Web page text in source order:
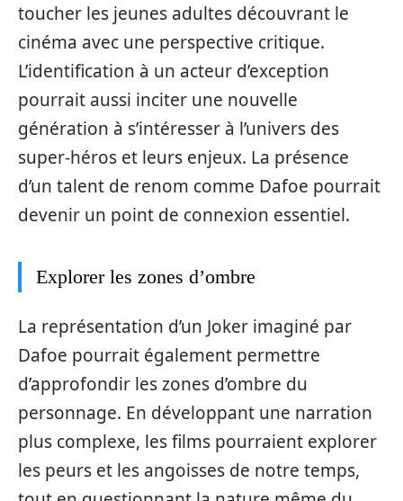
toucher les jeunes adultes découvrant le
cinéma avec une perspective critique.
L’identification à un acteur d’exception
pourrait aussi inciter une nouvelle
génération à s’intéresser à l’univers des
super-héros et leurs enjeux. La présence
d’un talent de renom comme Dafoe pourrait
devenir un point de connexion essentiel.
Explorer les zones d’ombre
La représentation d’un Joker imaginé par
Dafoe pourrait également permettre
d’approfondir les zones d’ombre du
personnage. En développant une narration
plus complexe, les films pourraient explorer
les peurs et les angoisses de notre temps,